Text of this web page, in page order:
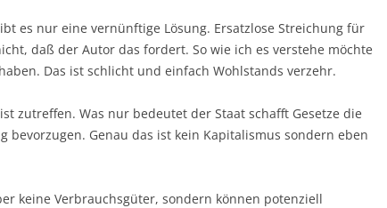
es nur eine vernünftige Lösung. Ersatzlose Streichung für
daß der Autor das fordert. So wie ich es verstehe möchte
Das ist schlicht und einfach Wohlstands verzehr.
zutreffen. Was nur bedeutet der Staat schafft Gesetze die
bevorzugen. Genau das ist kein Kapitalismus sondern eben
keine Verbrauchsgüter, sondern können potenziell